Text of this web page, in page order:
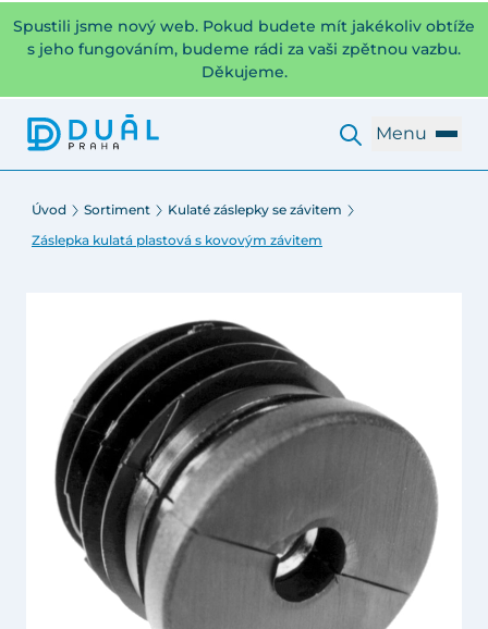
Spustili jsme nový web. Pokud budete mít jakékoliv obtíže
s jeho fungováním, budeme rádi za vaši zpětnou vazbu.
Děkujeme.
Menu
Úvod Sortiment
Kulaté záslepky se závitem
Záslepka kulatá plastová s kovovým závitem